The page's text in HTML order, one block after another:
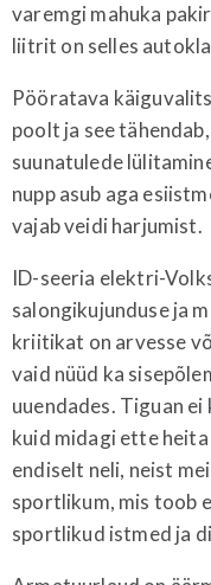
varemgi mahuka
liitrit on selles
Pööratava
poolt ja see
suunatulede
nupp asub aga
vajab veidi harjumist.
ID-seeria elektri-
salongikujunduse ja
kriitikat on arvesse
vaid nüüd ka
uuendades. Tiguan ei
kuid midagi ette
endiselt neli, neist
sportlikum, mis toob
sportlikud istmed ja